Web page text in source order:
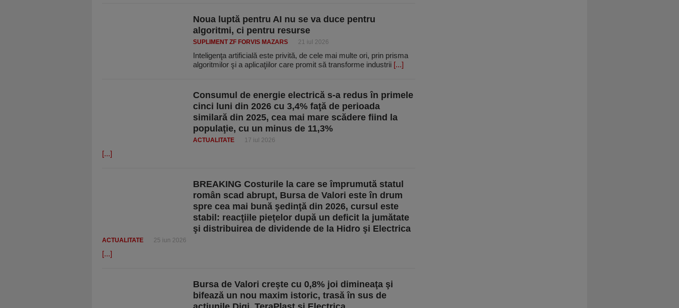
Noua luptă pentru AI nu se va duce pentru
algoritmi, ci pentru resurse
SUPLIMENT ZF FORVIS MAZARS 21 iul 2026
Inteligenţa artificială este privită, de cele mai multe ori, prin prisma
algoritmilor şi a aplicaţiilor care promit să transforme industrii [...]
Consumul de energie electrică s-a redus în primele
cinci luni din 2026 cu 3,4% faţă de perioada
similară din 2025, cea mai mare scădere fiind la
populaţie, cu un minus de 11,3%
ACTUALITATE 17 iul 2026
[...]
BREAKING Costurile la care se împrumută statul
român scad abrupt, Bursa de Valori este în drum
spre cea mai bună şedinţă din 2026, cursul este
stabil: reacţiile pieţelor după un deficit la jumătate
şi distribuirea de dividende de la Hidro şi Electrica
ACTUALITATE 25 iun 2026
[...]
Bursa de Valori creşte cu 0,8% joi dimineaţa şi
bifează un nou maxim istoric, trasă în sus de